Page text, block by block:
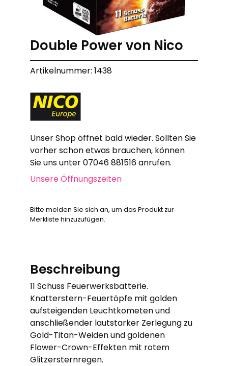
Double Power von Nico
Artikelnummer: 1438
Unser Shop öffnet bald wieder. Sollten Sie
vorher schon etwas brauchen, können
Sie uns unter 07046 881516 anrufen.
Unsere Öffnungszeiten
Bitte melden Sie sich an, um das Produkt zur
Merkliste hinzuzufügen.
Beschreibung
11 Schuss Feuerwerksbatterie.
Knatterstern-Feuertöpfe mit golden
aufsteigenden Leuchtkometen und
anschließender lautstarker Zerlegung zu
Gold-Titan-Weiden und goldenen
Flower-Crown-Effekten mit rotem
Glitzersternregen.